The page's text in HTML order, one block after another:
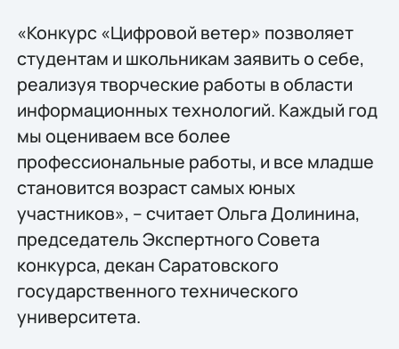
«Конкурс «Цифровой ветер» позволяет
студентам и школьникам заявить о себе,
реализуя творческие работы в области
информационных технологий. Каждый год
мы оцениваем все более
профессиональные работы, и все младше
становится возраст самых юных
участников», – считает Ольга Долинина,
председатель Экспертного Совета
конкурса, декан Саратовского
государственного технического
университета.